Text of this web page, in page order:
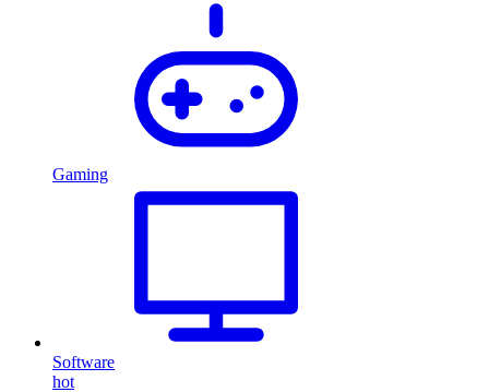
Gaming
Software
hot